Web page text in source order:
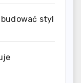
styl